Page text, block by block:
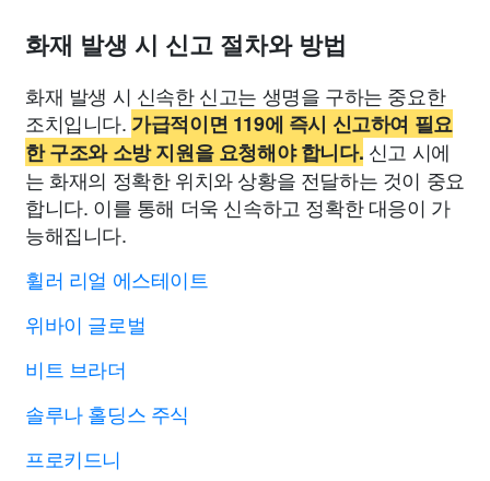
화재 발생 시 신고 절차와 방법
화재 발생 시 신속한 신고는 생명을 구하는 중요한
조치입니다. 가급적이면 119에 즉시 신고하여 필요
한 구조와 소방 지원을 요청해야 합니다. 신고 시에
는 화재의 정확한 위치와 상황을 전달하는 것이 중요
합니다. 이를 통해 더욱 신속하고 정확한 대응이 가
능해집니다.
휠러 리얼 에스테이트
위바이 글로벌
비트 브라더
솔루나 홀딩스 주식
프로키드니